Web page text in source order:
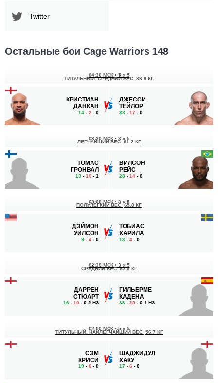
Twitter
Остальные бои Cage Warriors 148
КРИСТИАН
ДАНКАН
14 - 2 - 0
04:30 МСК • 5 x 5
ТИТУЛЬНЫЙ. СРЕДНИЙ ВЕС 83.9 КГ
ДЖЕССИ
ТЕЙЛОР
33 - 17 - 0
ТОМАС
ГРОНВАЛ
13 - 10 - 1
03:30 МСК • 3 x 5
ЛЕГЧАЙШИЙ ВЕС 61.2 КГ
ВИЛСОН
РЕЙС
28 - 14 - 0
ДЭЙМОН
УИЛСОН
9 - 4 - 0
03:00 МСК • 3 x 5
ПОЛУЛЕГКИЙ ВЕС 65.8 КГ
ТОБИАС
ХАРИЛА
13 - 4 - 0
ДАРРЕН
СТЮАРТ
16 - 10 - 0 2 НЗ
02:30 МСК • 3 x 5
СРЕДНИЙ ВЕС 83.9 КГ
ГИЛЬЕРМЕ
КАДЕНА
33 - 25 - 0 1 НЗ
СЭМ
КРИСИ
19 - 6 - 0
02:00 МСК •5 x 5
ТИТУЛЬНЫЙ. НАИЛЕГЧАЙШИЙ ВЕС 56.7 КГ
ШАДЖИДУЛ
ХАКУ
17 - 6 - 0